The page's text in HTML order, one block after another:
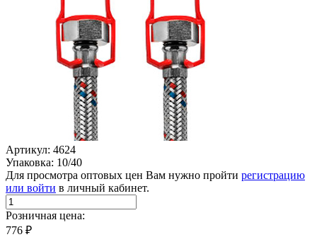
Артикул: 4624
Упаковка: 10/40
Для просмотра оптовых цен Вам нужно пройти регистрацию
или войти в личный кабинет.
Розничная цена:
776 ₽